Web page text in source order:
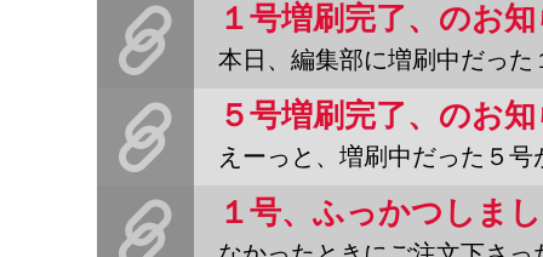
１号増刷完了、のお
本日、編集部に増刷中だった１号が届きました。わーいわーい。と
５号増刷完了、のお
えーっと、増刷中だった５号が先ほど編集部に届きました。というわ
１号、ふっかつしま